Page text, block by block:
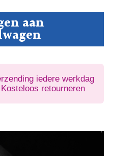
aan
iedere werkdag
Kosteloos retourneren